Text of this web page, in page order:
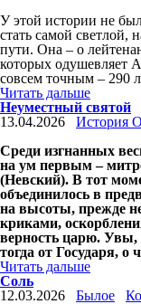
У этой истории не
стать самой светлой,
пути. Она – о
которых одушевляет
совсем точным – 290
Читать дальше
Неуместный святой
13.04.2026
История
Среди изгнанных
на ум первым –
(Невский). В тот
объединилось в
на высоты, прежде
криками,
верность царю. Увы,
тогда от Государя, о
Читать дальше
Соль
12.03.2026
Былое